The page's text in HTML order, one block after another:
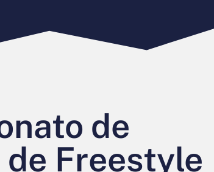
de
de Freestyle